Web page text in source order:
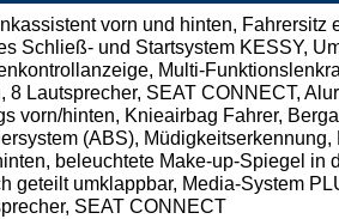
vorn und hinten, Fahrersitz
Schließ- und Startsystem KESSY,
Multi-
Lautsprecher, SEAT CONNECT,
vorn/hinten, Knieairbag Fahrer,
(ABS),
beleuchtete Make-up-Spiegel
umklappbar, Media-System
SEAT CONNECT